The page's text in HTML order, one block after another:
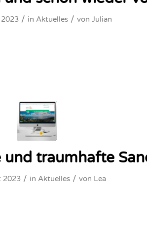
/ in Aktuelles / von Julian
und traumhafte
2023 / in Aktuelles / von Lea